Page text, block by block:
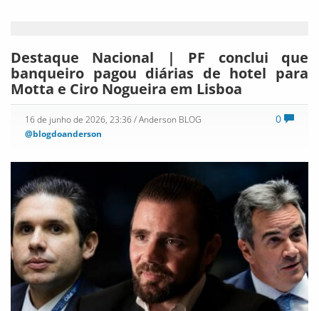
Destaque Nacional | PF conclui que
banqueiro pagou diárias de hotel para
Motta e Ciro Nogueira em Lisboa
0
16 de junho de 2026, 23:36/ Anderson BLOG
@blogdoanderson